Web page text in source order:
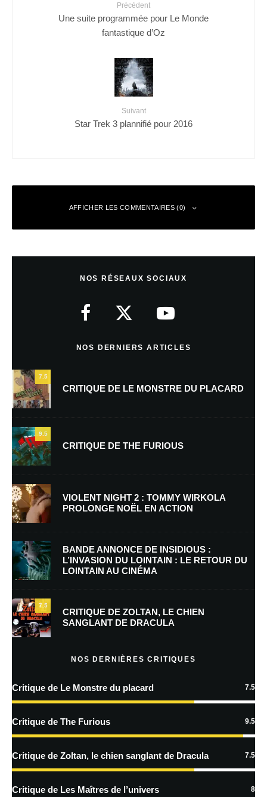
Précédent
Une suite programmée pour Le Monde
fantastique d’Oz
Suivant
Star Trek 3 plannifié pour 2016
AFFICHER LES COMMENTAIRES (0)
Nom*
E-mail *
Enregistrer mon nom, mon e-mail et mon site dans le navigateur pour
mon prochain commentaire.
Prévenez-moi de tous les nouveaux commentaires par e-mail.
Prévenez-moi de tous les nouveaux articles par e-mail.
En savoir
traitées
NOS RÉSEAUX SOCIAUX
NOS DERNIERS ARTICLES
7.5
CRITIQUE DE LE MONSTRE DU PLACARD
9.5
CRITIQUE DE THE FURIOUS
VIOLENT NIGHT 2 : TOMMY WIRKOLA
PROLONGE NOËL EN ACTION
BANDE ANNONCE DE INSIDIOUS :
L’INVASION DU LOINTAIN : LE RETOUR DU
LOINTAIN AU CINÉMA
7.5
CRITIQUE DE ZOLTAN, LE CHIEN
SANGLANT DE DRACULA
NOS DERNIÈRES CRITIQUES
Critique de Le Monstre du placard 7.5
Critique de The Furious 9.5
Critique de Zoltan, le chien sanglant de Dracula 7.5
Critique de Les Maîtres de l’univers 8